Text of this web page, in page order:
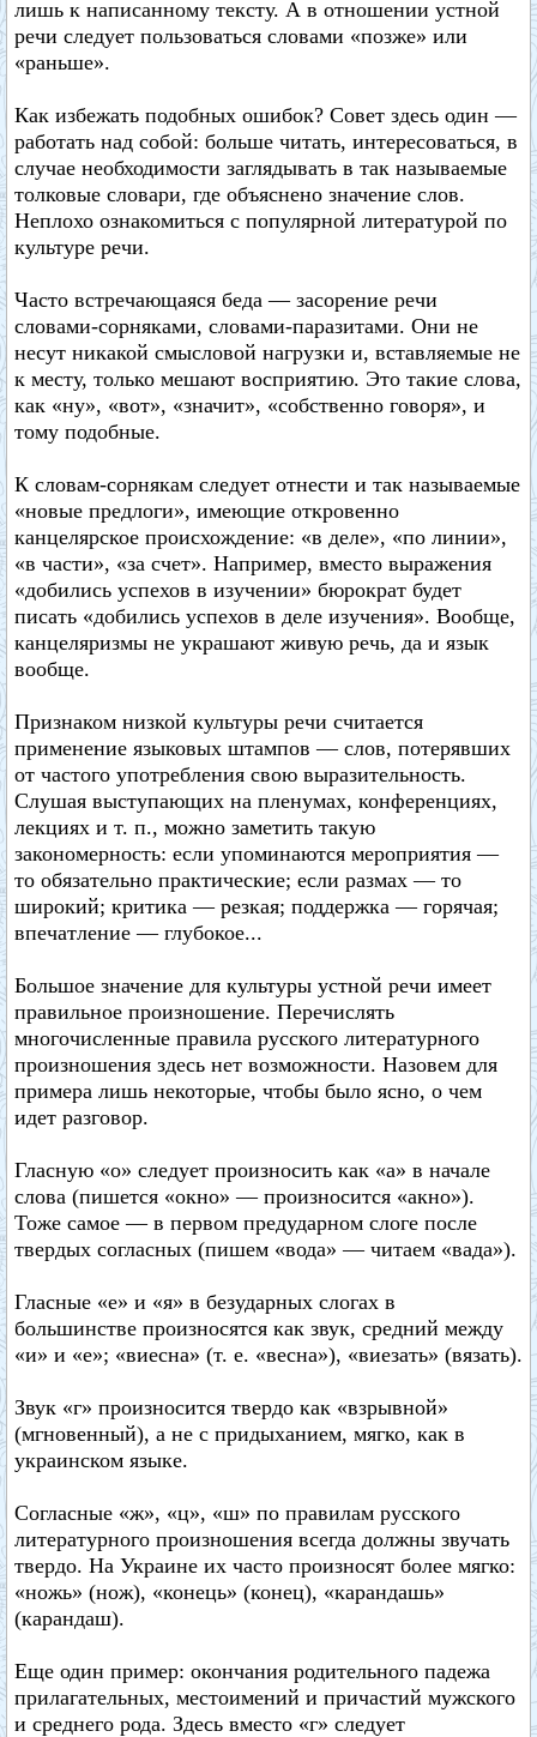
лишь к написанному тексту. А в отношении устной
речи следует пользоваться словами «позже» или
«раньше».
Как избежать подобных ошибок? Совет здесь один —
работать над собой: больше читать, интересоваться, в
случае необходимости заглядывать в так называемые
толковые словари, где объяснено значение слов.
Неплохо ознакомиться с популярной литературой по
культуре речи.
Часто встречающаяся беда — засорение речи
словами-сорняками, словами-паразитами. Они не
несут никакой смысловой нагрузки и, вставляемые не
к месту, только мешают восприятию. Это такие слова,
как «ну», «вот», «значит», «собственно говоря», и
тому подобные.
К словам-сорнякам следует отнести и так называемые
«новые предлоги», имеющие откровенно
канцелярское происхождение: «в деле», «по линии»,
«в части», «за счет». Например, вместо выражения
«добились успехов в изучении» бюрократ будет
писать «добились успехов в деле изучения». Вообще,
канцеляризмы не украшают живую речь, да и язык
вообще.
Признаком низкой культуры речи считается
применение языковых штампов — слов, потерявших
от частого употребления свою выразительность.
Слушая выступающих на пленумах, конференциях,
лекциях и т. п., можно заметить такую
закономерность: если упоминаются мероприятия —
то обязательно практические; если размах — то
широкий; критика — резкая; поддержка — горячая;
впечатление — глубокое...
Большое значение для культуры устной речи имеет
правильное произношение. Перечислять
многочисленные правила русского литературного
произношения здесь нет возможности. Назовем для
примера лишь некоторые, чтобы было ясно, о чем
идет разговор.
Гласную «о» следует произносить как «а» в начале
слова (пишется «окно» — произносится «акно»).
Тоже самое — в первом предударном слоге после
твердых согласных (пишем «вода» — читаем «вада»).
Гласные «е» и «я» в безударных слогах в
большинстве произносятся как звук, средний между
«и» и «е»; «виесна» (т. е. «весна»), «виезать» (вязать).
Звук «г» произносится твердо как «взрывной»
(мгновенный), а не с придыханием, мягко, как в
украинском языке.
Согласные «ж», «ц», «ш» по правилам русского
литературного произношения всегда должны звучать
твердо. На Украине их часто произносят более мягко:
«ножь» (нож), «конець» (конец), «карандашь»
(карандаш).
Еще один пример: окончания родительного падежа
прилагательных, местоимений и причастий мужского
и среднего рода. Здесь вместо «г» следует